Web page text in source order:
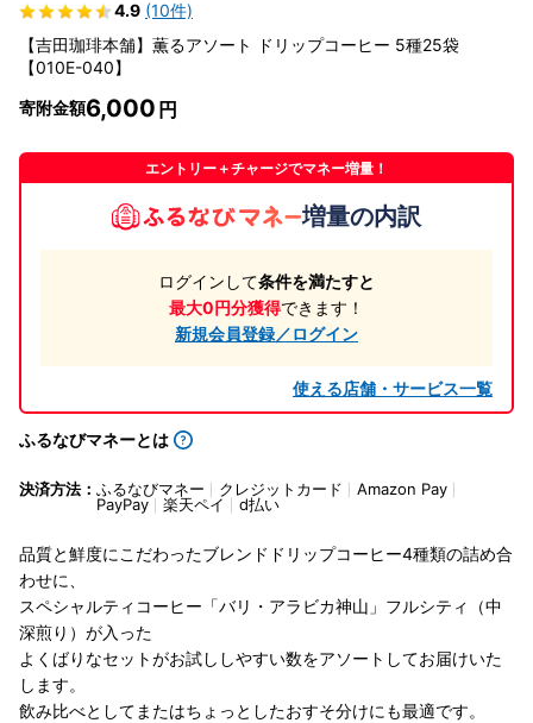
4.9 (10件)
【吉田珈琲本舗】薫るアソート ドリップコーヒー 5種25袋
【010E-040】
寄附金額6,000
エントリー＋チャージでマネー増量！
増量の内訳
ログインして条件を満たすと
最大0円分獲得できます！
新規会員登録／ログイン
使える店舗・サービス一覧
ふるなびマネーとは
決済方法： ふるなびマネー クレジットカード
Amazon Pay
PayPay
楽天ペイ d払い
品質と鮮度にこだわったブレンドドリップコーヒー4種類の詰め合
わせに、
スペシャルティコーヒー「バリ・アラビカ神山」フルシティ（中
深煎り）が入った
よくばりなセットがお試ししやすい数をアソートしてお届けいた
します。
飲み比べとしてまたはちょっとしたおすそ分けにも最適です。